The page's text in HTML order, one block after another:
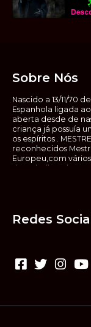
Sobre Nós
Nascido a 13/11/70
Espanhola ligada
aberta desde de
criança já possuía
os espíritos .
reconhecidos
Europeu,com
de trabalhos de
não o faça sem
poderão causar
(médium)
Redes